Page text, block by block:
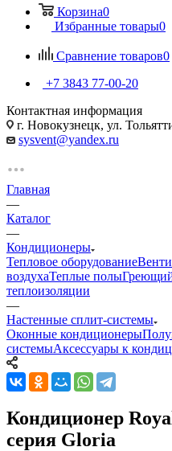
Корзина0
Избранные товары0
Сравнение товаров0
+7 3843 77-00-20
Контактная информация
г. Новокузнецк, ул.
sysvent@yandex.ru
Главная
—
Каталог
—
Кондиционеры
Тепловое оборудование
воздухаТеплые полы
теплоизоляции
—
Настенные сплит-системы
Оконные кондиционеры
системыАксессуары к
Кондиционер
серия Gloria